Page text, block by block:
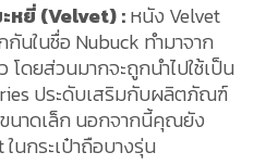
หยี่ (Velvet) :หนัง Velvet
นในชื่อ Nubuck ทำมาจาก
โดยส่วนมากจะถูกนำไปใช้เป็น
ประดับเสริมกับผลิตภัณฑ์
นาดเล็ก นอกจากนี้คุณยัง
นกระเป๋าถือบางรุ่น